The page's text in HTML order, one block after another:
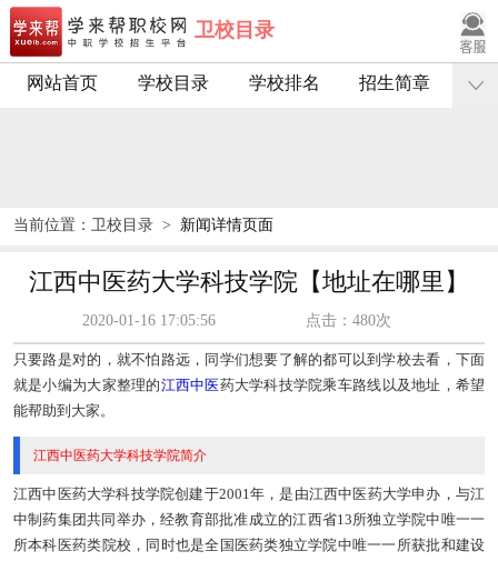
卫校目录
网站首页 学校目录 学校排名 招生简章
当前位置： 卫校目录 > 新闻详情页面
江西中医药大学科技学院【地址在哪里】
2020-01-16 17:05:56 点击：480次
只要路是对的，就不怕路远，同学们想要了解的都可以到学校去看，下面
就是小编为大家整理的江西中医药大学科技学院乘车路线以及地址，希望
能帮助到大家。
江西中医药大学科技学院简介
江西中医药大学科技学院创建于2001年，是由江西中医药大学申办，与江
中制药集团共同举办，经教育部批准成立的江西省13所独立学院中唯一一
所本科医药类院校，同时也是全国医药类独立学院中唯一一所获批和建设